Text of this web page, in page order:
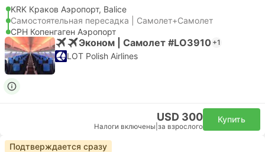
KRK Краков Аэропорт, Balice
Самостоятельная пересадка | Самолет+Самолет
CPH Копенгаген Аэропорт
Эконом | Самолет #LO3910 +1
LOT Polish Airlines
USD 300
Налоги включены за взрослого
Купить
Подтверждается сразу